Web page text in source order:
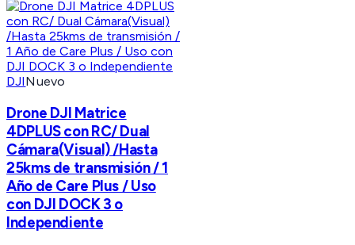
DJINuevo
Drone DJI Matrice
4DPLUS con RC/ Dual
Cámara(Visual) /Hasta
25kms de transmisión / 1
Año de Care Plus / Uso
con DJI DOCK 3 o
Independiente